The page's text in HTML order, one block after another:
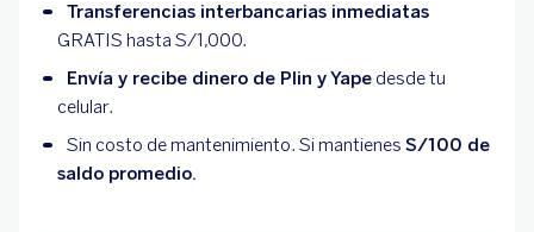
Transferencias interbancarias inmediatas
GRATIS hasta S/1,000.
Envía y recibe dinero de Plin y Yape desde tu
celular.
Sin costo de mantenimiento. Si mantienes S/100 de
saldo promedio.